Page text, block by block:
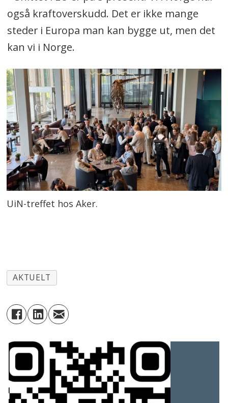
også kraftoverskudd. Det er ikke mange
steder i Europa man kan bygge ut, men det
kan vi i Norge.
UiN-treffet hos Aker.
AKTUELT